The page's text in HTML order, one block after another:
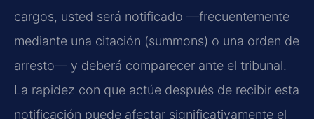
cargos, usted será notificado —frecuentemente
mediante una citación (summons) o una orden de
arresto— y deberá comparecer ante el tribunal.
La rapidez con que actúe después de recibir esta
notificación puede afectar significativamente el